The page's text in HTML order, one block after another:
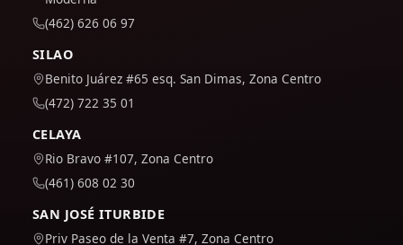
(462) 626 06 97
SILAO
Benito Juárez #65 esq. San Dimas, Zona Centro
(472) 722 35 01
CELAYA
Rio Bravo #107, Zona Centro
(461) 608 02 30
SAN JOSÉ ITURBIDE
Priv Paseo de la Venta #7, Zona Centro